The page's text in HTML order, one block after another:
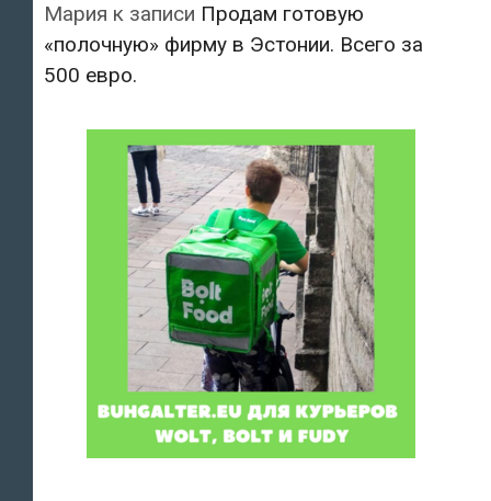
Мария к записи Продам готовую
«полочную» фирму в Эстонии. Всего за
500 евро.